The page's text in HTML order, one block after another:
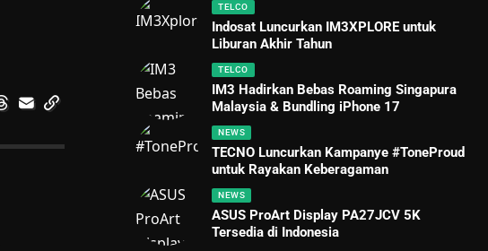
TELCO
Indosat Luncurkan IM3XPLORE untuk
Liburan Akhir Tahun
TELCO
IM3 Hadirkan Bebas Roaming Singapura
Malaysia & Bundling iPhone 17
NEWS
TECNO Luncurkan Kampanye #ToneProud
untuk Rayakan Keberagaman
NEWS
ASUS ProArt Display PA27JCV 5K
Tersedia di Indonesia